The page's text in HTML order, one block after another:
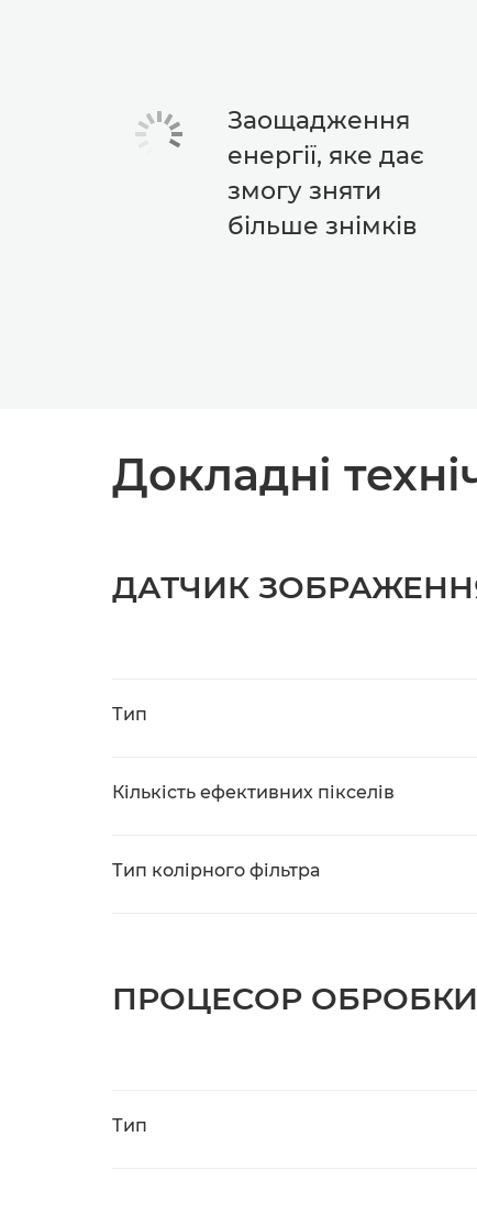
Заощадження
енергії, яке дає
змогу зняти
більше знімків
Докладні
ДАТЧИК
Тип
Кількість ефективних пікселів
Тип колірного фільтра
ПРОЦЕСОР
Тип